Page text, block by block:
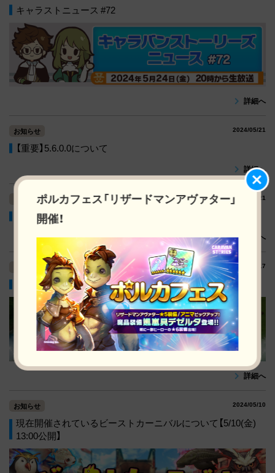
キャラストニュース #72
詳細へ
お知らせ 2024/05/21
【重要】5.6.0.0について
詳細へ
お知らせ 2024/05/21
5/21(火)アップデートのお知らせ
詳細へ
2024/05/17
ヒーローのバランス調整について
詳細へ
お知らせ 2024/05/10
現在開催されているビーストカーニバルについて【5/10(金)
13:00公開】
ポルカフェス「リザードマンアヴァター」
開催！